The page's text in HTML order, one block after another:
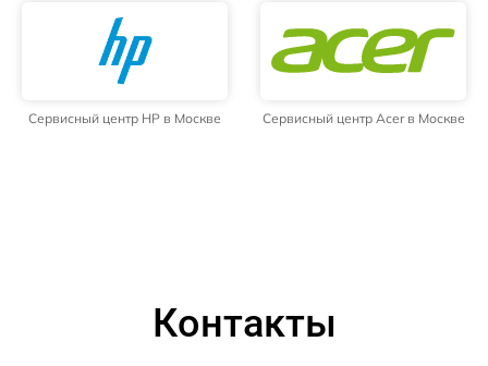
Сервисный центр HP в Москве Сервисный центр Acer в Москве
Контакты